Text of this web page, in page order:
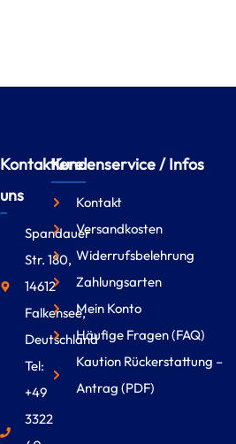
Kontaktiere
uns
Spandauer
Str. 180,
14612
Falkensee,
Deutschland
Tel:
+49
3322
Kundenservice / Infos
Kontakt
Versandkosten
Widerrufsbelehrung
Zahlungsarten
Mein Konto
Häufige Fragen (FAQ)
Kaution Rückerstattung –
Antrag (PDF)